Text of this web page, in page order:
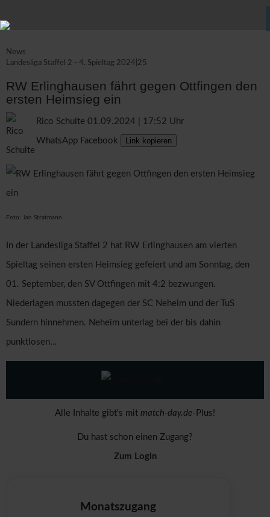
News
Landesliga Staffel 2 - 4. Spieltag 2024|25
RW Erlinghausen fährt gegen Ottfingen den
ersten Heimsieg ein
Rico Schulte 01.09.2024 | 17:52 Uhr
WhatsApp Facebook Link kopieren
Foto: Jan Stratmann
In der Landesliga Staffel 2 hat RW Erlinghausen am vierten
Spieltag seinen ersten Heimsieg gefeiert und am Sonntag, den
01. September, den SV Ottfingen mit 4:2 bezwungen.
Niederlagen mussten dagegen der SC Neheim und der TuS
Sundern hinnehmen. Neheim unterlag bei der bis dahin
punktlosen…
Alle Inhalte gibt's mit match-day.de-Plus!
Du hast schon einen Zugang?
Zum Login
Monatszugang